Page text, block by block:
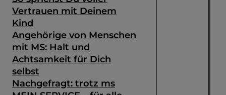
Vertrauen mit Deinem
Kind
Angehörige von Menschen
mit MS: Halt und
Achtsamkeit für Dich
selbst
Nachgefragt: trotz ms